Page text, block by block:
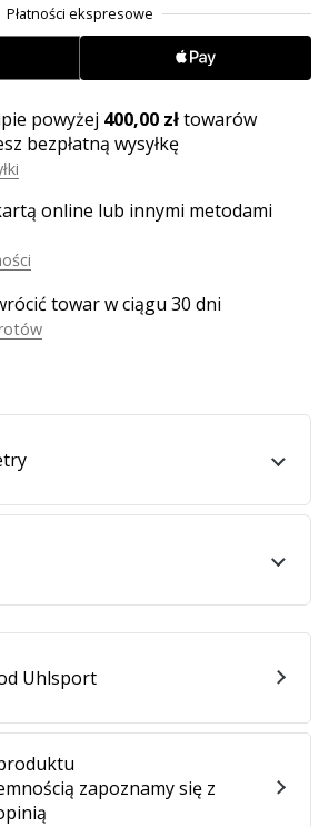
powyżej 400,00 złtowarów
bezpłatną wysyłkę
online lub innymi metodami
towar w ciągu 30 dni
zapoznamy się z
Uhlsport